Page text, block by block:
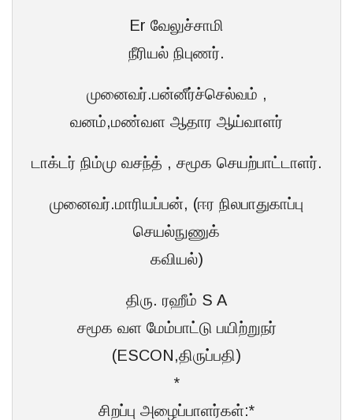
Er வேலுச்சாமி
நீரியல் நிபுணர்.
முனைவர்.பன்னீர்ச்செல்வம் ,
வனம்,மண்வள ஆதார ஆய்வாளர்
டாக்டர் நிம்மு வசந்த் , சமூக செயற்பாட்டாளர்.
முனைவர்.மாரியப்பன், (ஈர நிலபாதுகாப்பு
செயல்நுணுக்
கவியல்)
திரு. ரஹீம் S A
சமூக வள மேம்பாட்டு பயிற்றுநர்
(ESCON,திருப்பதி)
*
சிறப்பு அழைப்பாளர்கள்:*